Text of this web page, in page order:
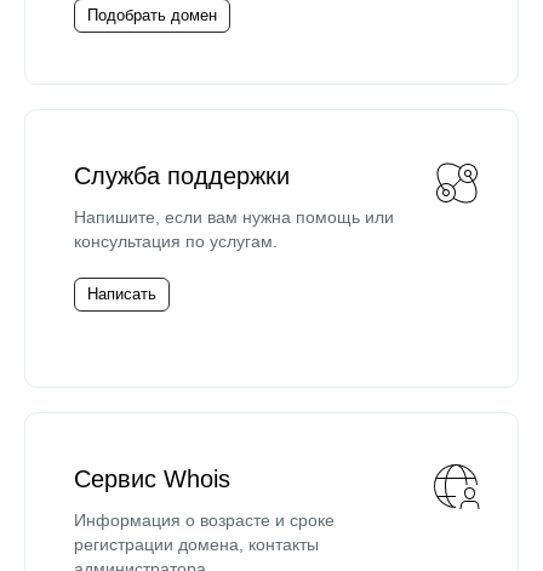
Подобрать домен
Служба поддержки
Напишите, если вам нужна помощь или
консультация по услугам.
Написать
Сервис Whois
Информация о возрасте и сроке
регистрации домена, контакты